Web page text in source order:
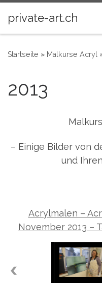
Zum Inhalt springen
private-art.ch
Startseite » Malkurse Acryl
2013
– Einige Bilder von
und
Acrylmalen –
November 2013 –